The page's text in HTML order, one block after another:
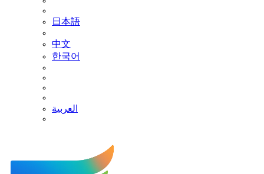
日本語
中文
한국어
العربية